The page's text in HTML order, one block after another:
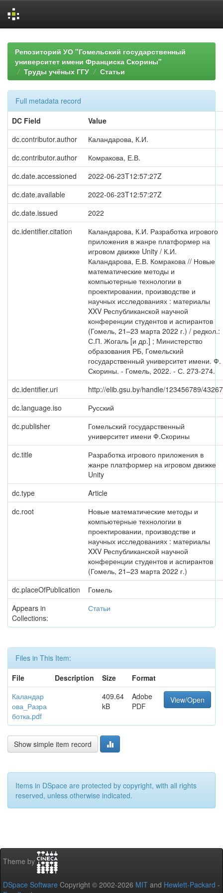
navigationРепозиторий УО "Гомельский государственный
университет имени Франциска Скорины"
Труды учёных ГГУ
Статьи
Full metadata record
DC Field
Value
dc.contributor.author
Каландарова, К.И.
dc.contributor.author
Комракова, Е.В.
dc.date.accessioned
2022-06-23T12:57:27Z
dc.date.available
2022-06-23T12:57:27Z
dc.date.issued
2022
dc.identifier.citation
Каландарова, К.И. Разработка игрового
приложения в жанре платформер на
игровом движке Unity / К.И.
Каландарова, Е.В. Комракова // Новые
математические методы и
компьютерные технологии в
проектировании, производстве и
научных исследованиях : материалы
XXV Республиканской научной
конференции студентов и аспирантов
(Гомель, 21–23 марта 2022 г.) / редкол.:
С.П. Жогаль [и др.] ; Министерство
образования РБ, Гомельский
государственный университет имени. Ф.
Скорины. - Гомель, 2022. - С. 273-274.
dc.identifier.uri
http://elib.gsu.by/handle/123456789/43267
dc.language.iso
Русский
dc.publisher
Гомельский государственный
университет имени Ф.Скорины
dc.title
Разработка игрового приложения в
жанре платформер на игровом движке
Unity
dc.type
Article
dc.root
Новые математические методы и
компьютерные технологии в
проектировании, производстве и
научных исследованиях : материалы
XXV Республиканской научной
конференции студентов и аспирантов
(Гомель, 21–23 марта 2022 г.)
dc.placeOfPublication
Гомель
Appears in
Collections:
Статьи
Files in This Item:
File
Description Size
Format
Каландар
ова_Разра
ботка.pdf
409.64
kB
Adobe
PDF
View/Open
Show simple item record
Items in DSpace are protected by copyright, with all rights
reserved, unless otherwise indicated.
Theme by
DSpace Software Copyright © 2002-2026 MIT and Hewlett-Packard -